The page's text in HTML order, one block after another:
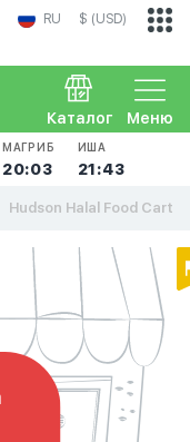
RU $ (USD)
Меню
Каталог
МАГРИБ
20:03
ИША
21:43
Hudson Halal Food Cart